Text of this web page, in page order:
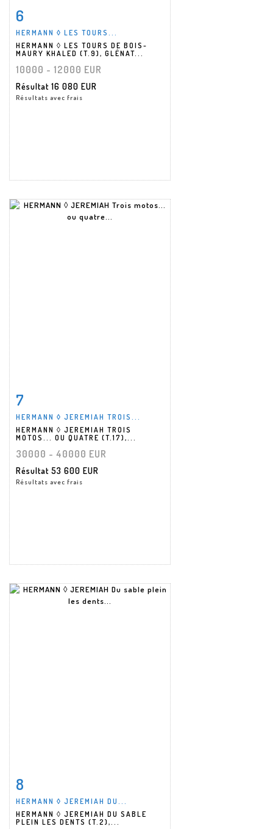
6
HERMANN ◊ LES TOURS...
HERMANN ◊ LES TOURS DE BOIS-
MAURY KHALED (T.9), GLÉNAT...
10000 - 12000 EUR
Résultat 16 080 EUR
Résultats avec frais
7
HERMANN ◊ JEREMIAH TROIS...
HERMANN ◊ JEREMIAH TROIS
MOTOS... OU QUATRE (T.17),...
30000 - 40000 EUR
Résultat 53 600 EUR
Résultats avec frais
8
HERMANN ◊ JEREMIAH DU...
HERMANN ◊ JEREMIAH DU SABLE
PLEIN LES DENTS (T.2),...